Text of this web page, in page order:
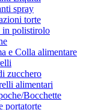
spray
torte
in polistirolo
e Colla alimentare
zucchero
alimentari
Bocchette
portatorte